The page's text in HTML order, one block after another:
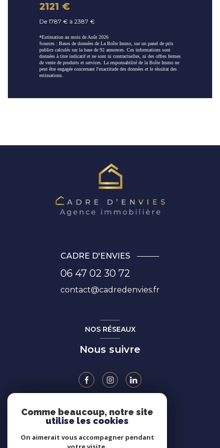
2121 €
De 1787 € à 2387 €
*Estimation au mois de Août 2026
Sources : Bases de données de La Boîte Immo, sur un panel de prix
publics calculés sur la base de 92 annonces. Ces informations sont
données à titre indicatif et ne sont ni contractuelles, ni des offres fermes
de vente de produits et services. La responsabilité de la Boîte Immo ne
peut être engagée concernant l'exactitude des données et le résultat des
estimations.
CADRE D'ENVIES
06 47 02 30 72
contact@cadredenvies.fr
NOS RÉSEAUX
Nous suivre
ADHÉRENTS
Comme beaucoup, notre site
utilise les cookies
On aimerait vous accompagner pendant